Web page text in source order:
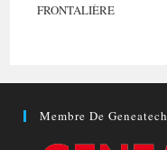
FRONTALIÈRE
Membre De Geneatech